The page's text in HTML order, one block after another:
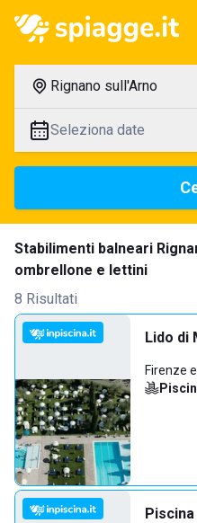
Rignano sull'Arno
Seleziona date
Stabilimenti balneari
ombrellone e lettini
8 Risultati
Lido di
Firenze